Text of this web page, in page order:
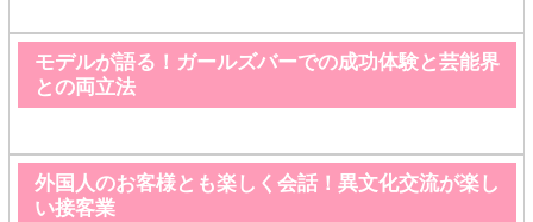
モデルが語る！ガールズバーでの成功体験と芸能界
との両立法
外国人のお客様とも楽しく会話！異文化交流が楽し
い接客業